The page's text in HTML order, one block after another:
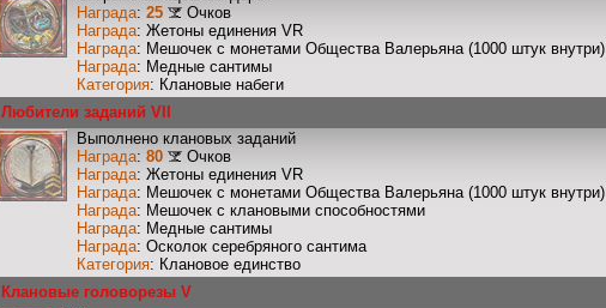
Награда: 25
Очков
Награда: Жетоны единения VR
Награда: Мешочек с монетами Общества Валерьяна (1000 штук внутри)
Награда: Медные сантимы
Категория: Клановые набеги
Любители заданий VII
Выполнено клановых заданий
Награда: 80
Очков
Награда: Жетоны единения VR
Награда: Мешочек с монетами Общества Валерьяна (1000 штук внутри)
Награда: Мешочек с клановыми способностями
Награда: Медные сантимы
Награда: Осколок серебряного сантима
Категория: Клановое единство
Клановые головорезы V